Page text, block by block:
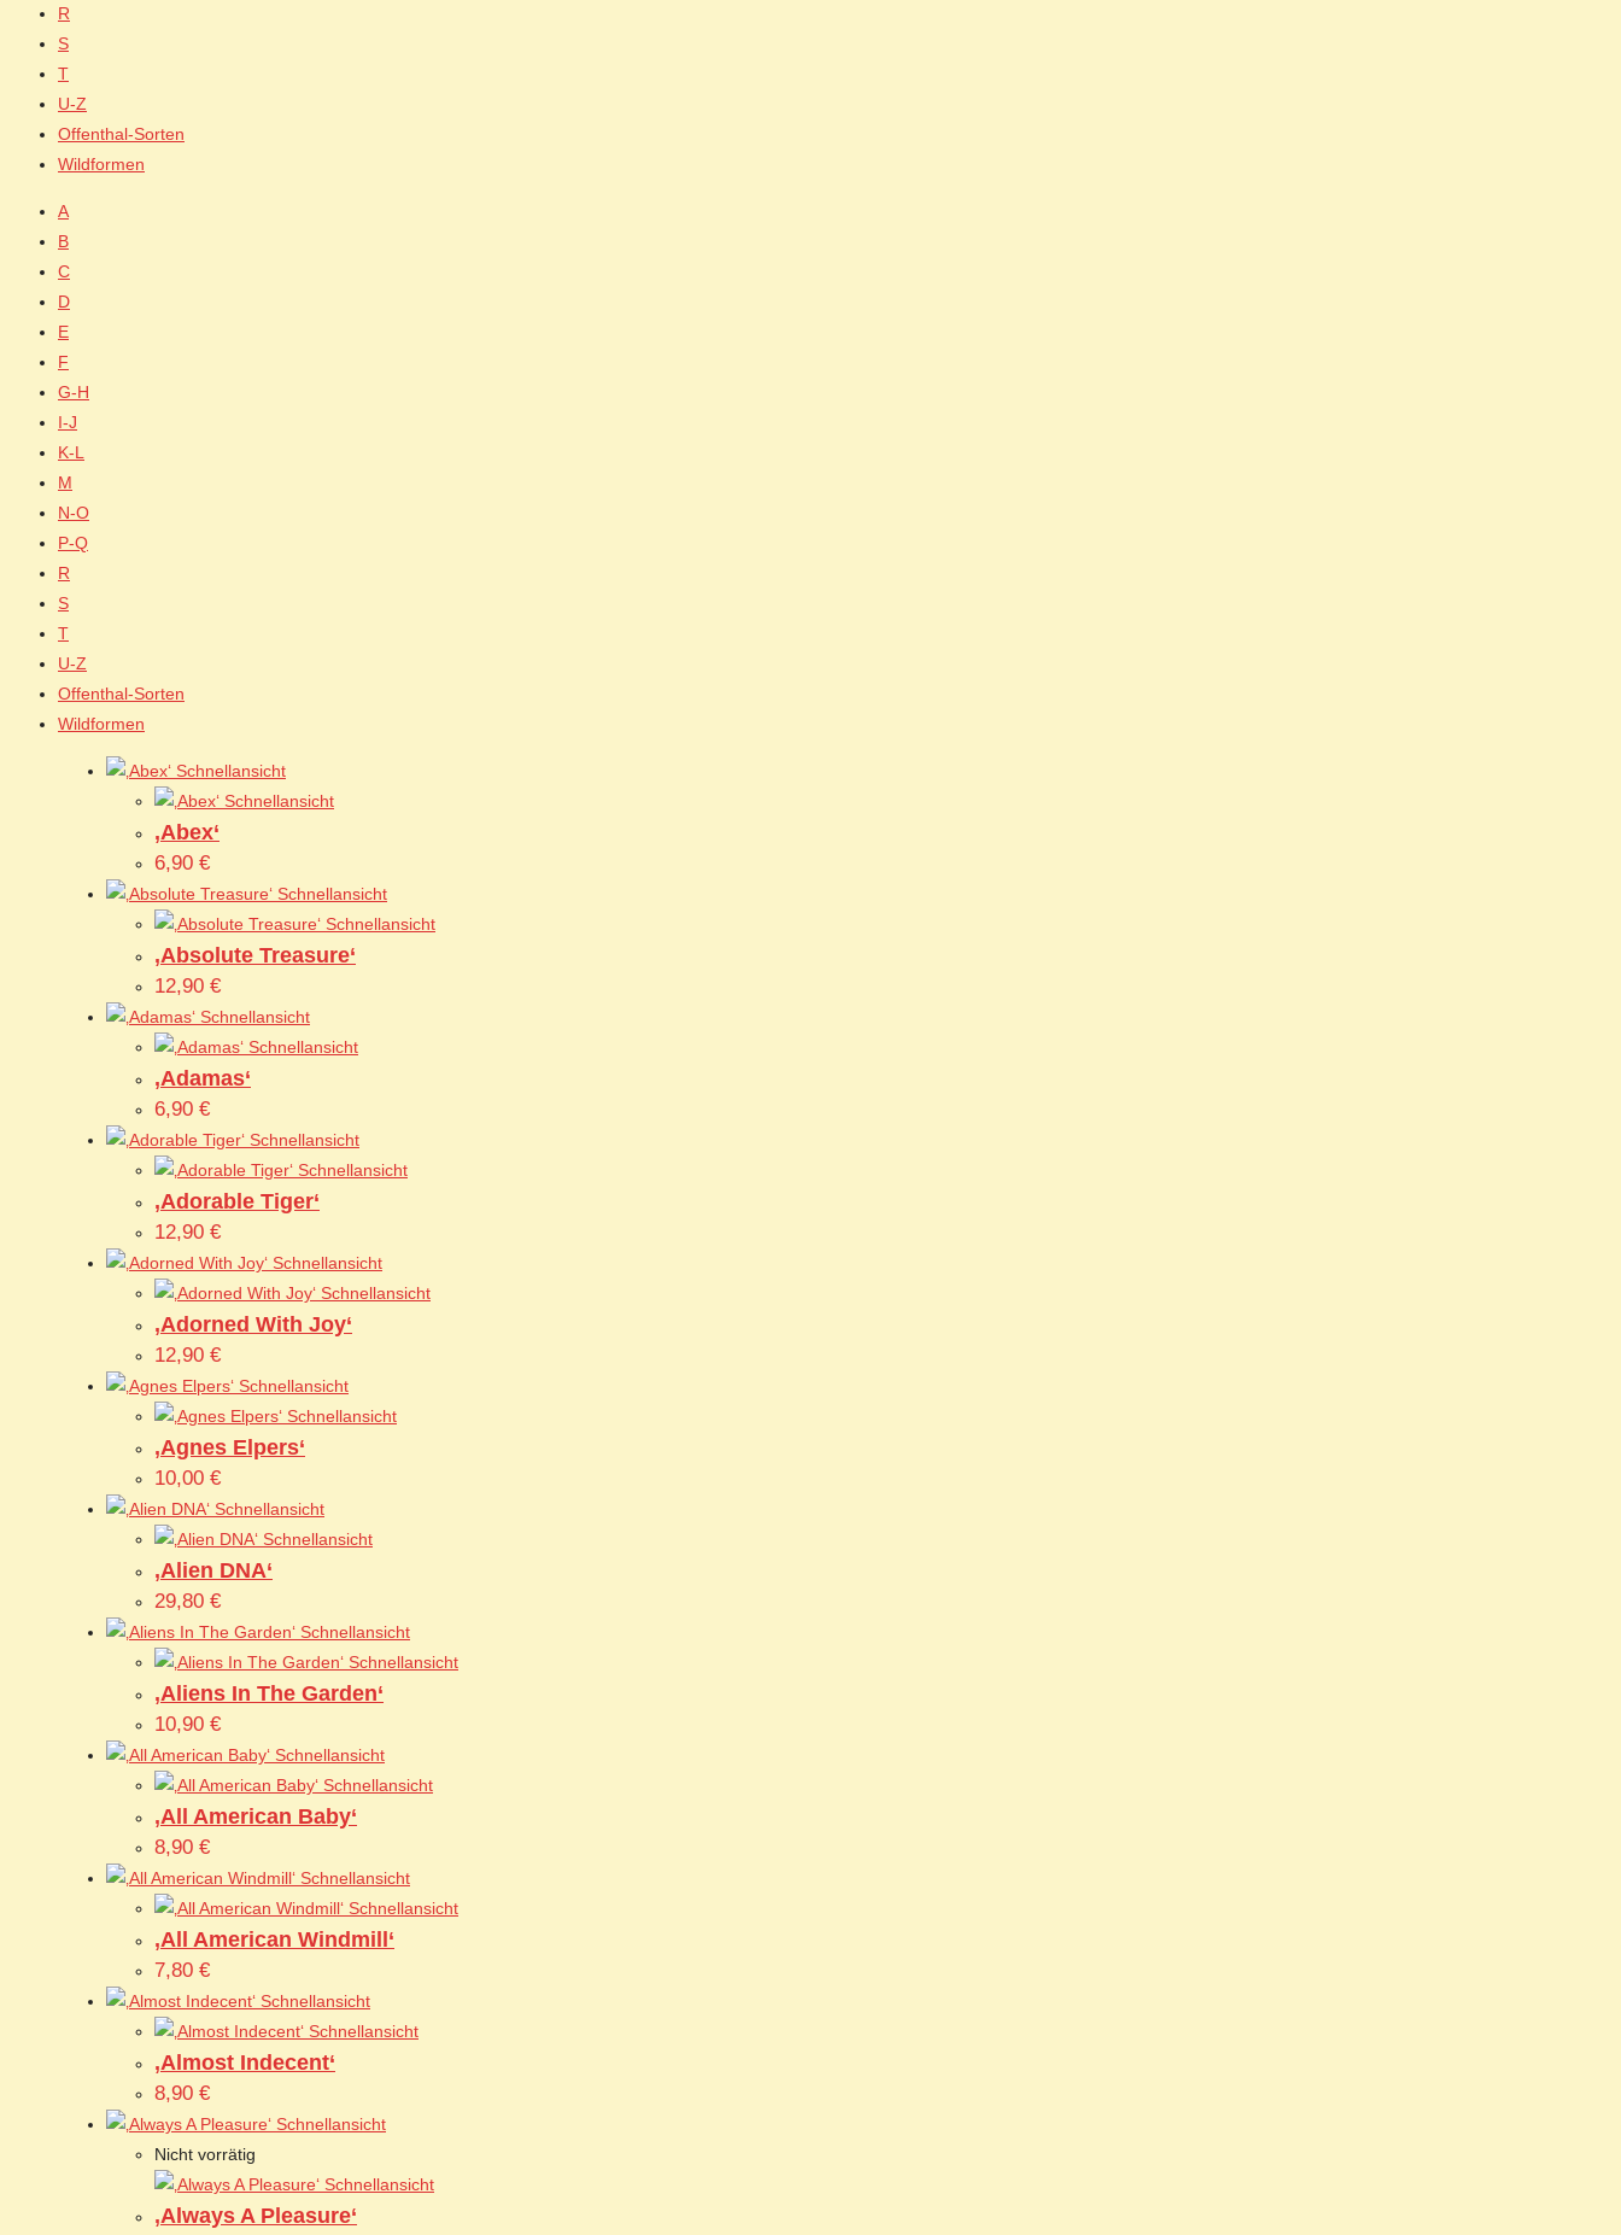
R
S
T
U-Z
Offenthal-Sorten
Wildformen
A
B
C
D
E
F
G-H
I-J
K-L
M
N-O
P-Q
R
S
T
U-Z
Offenthal-Sorten
Wildformen
Schnellansicht
Schnellansicht
‚Abex‘
6,90 €
Schnellansicht
Schnellansicht
‚Absolute Treasure‘
12,90 €
Schnellansicht
Schnellansicht
‚Adamas‘
6,90 €
Schnellansicht
Schnellansicht
‚Adorable Tiger‘
12,90 €
Schnellansicht
Schnellansicht
‚Adorned With Joy‘
12,90 €
Schnellansicht
Schnellansicht
‚Agnes Elpers‘
10,00 €
Schnellansicht
Schnellansicht
‚Alien DNA‘
29,80 €
Schnellansicht
Schnellansicht
‚Aliens In The Garden‘
10,90 €
Schnellansicht
Schnellansicht
‚All American Baby‘
8,90 €
Schnellansicht
Schnellansicht
‚All American Windmill‘
7,80 €
Schnellansicht
Schnellansicht
‚Almost Indecent‘
8,90 €
Schnellansicht
Nicht vorrätig
Schnellansicht
‚Always A Pleasure‘